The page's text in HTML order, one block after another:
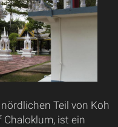
Teil von Koh
ist ein